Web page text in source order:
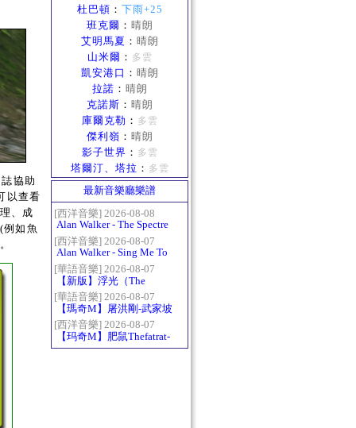
協助
以查看
、成
如魚
。
杜巴頓 ： 下雨+25
班克爾 ： 晴朗
艾明馬夏 ： 晴朗
山米爾 ： 多雲
凱安港口 ： 晴朗
拉諾 ： 晴朗
克諾斯 ： 晴朗
庫爾克勒 ： 多雲
傑利嶺 ： 晴朗
影子世界 ： 多雲
塔爾汀、塔拉 ： 多雲
最新音樂廳樂譜
[西洋音樂] 2026-08-08
Alan Walker - The Spectre
[西洋音樂] 2026-08-07
Alan Walker - Sing Me To
Sleep
[華語音樂] 2026-08-07
【新版】浮光（The
History）：六和弦
[華語音樂] 2026-08-07
【瑪奇M】屠洪剛-武家坡
2021
[西洋音樂] 2026-08-07
【玛奇M】肥鼠Thefatrat-
Monody